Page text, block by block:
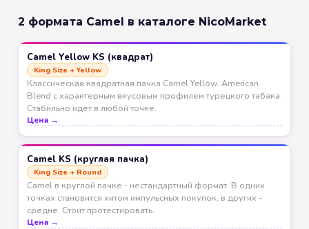
2 формата Camel в каталоге NicoMarket
Camel Yellow KS (квадрат)
King Size + Yellow
Классическая квадратная пачка Camel Yellow. American
Blend с характерным вкусовым профилем турецкого табака.
Стабильно идет в любой точке.
Цена →
Camel KS (круглая пачка)
King Size + Round
Camel в круглой пачке - нестандартный формат. В одних
точках становится хитом импульсных покупок, в других -
средне. Стоит протестировать.
Цена →